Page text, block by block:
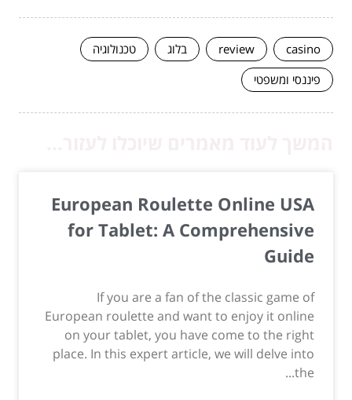
casino
review בלוג
טכנולוגיה
פיננסי ומשפטי
European Roulette Online USA
for Tablet: A Comprehensive
Guide
If you are a fan of the classic game of
European roulette and want to enjoy it online
on your tablet, you have come to the right
place. In this expert article, we will delve into
the...